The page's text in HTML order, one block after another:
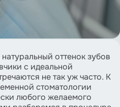
оттенок зубов
с идеальной
не так уж часто. К
стоматологии
любого желаемого